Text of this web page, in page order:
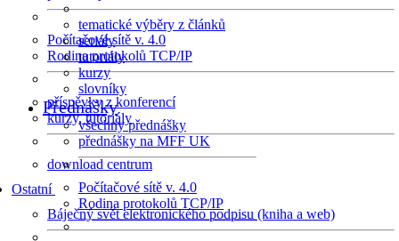
Počítačové sítě v. 4.0
Rodina protokolů TCP/IP
příspěvky z konferencí
kurzy, tutoriály
download centrum
Ostatní
Báječný svět elektronického podpisu (kniha a web)
tematické výběry z článků
seriály
tutoriály
kurzy
slovníky
Přednášky
všechny přednášky
přednášky na MFF UK
Počítačové sítě v. 4.0
Rodina protokolů TCP/IP